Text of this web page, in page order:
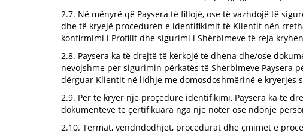
2.7. Në mënyrë që Paysera të fillojë, ose të vazhdojë të
dhe të kryejë procedurën e identifikimit të Klientit nën
konfirmimi i Profilit dhe sigurimi i Shërbimeve të reja
2.8. Paysera ka të drejtë të kërkojë të dhëna dhe/ose
nevojshme për sigurimin përkatës të Shërbimeve Paysera
dërguar Klientit në lidhje me domosdoshmërinë e kryerjes
2.9. Për të kryer një proçedurë identifikimi, Paysera ka të
dokumenteve të çertifikuara nga një noter ose ndonjë
2.10. Termat, vendndodhjet, procedurat dhe çmimet e